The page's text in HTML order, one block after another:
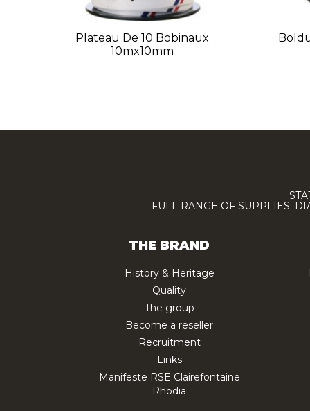
Plateau De 10 Bobinaux
10mx10mm
FULL RANGE OF SUPPLIES:
THE BRAND
History & Heritage
Quality
The group
Become a reseller
Recruitment
Links
Manifeste RSE Clairefontaine
Rhodia